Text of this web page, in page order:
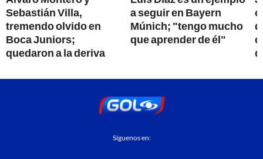
Sebastián Villa,
tremendo olvido en
Boca Juniors;
quedaron a la deriva
a seguir en Bayern
Múnich; "tengo mucho
que aprender de él"
Síguenos en: